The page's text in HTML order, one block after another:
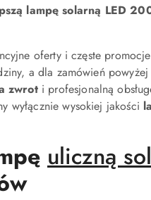
lampę solarną LED
oferty i częste
a dla zamówień
zwroti profesjonalną
wyłącznie wysokiej jakości
uliczną